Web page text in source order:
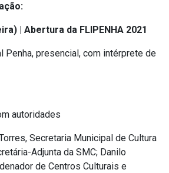
| Abertura da FLIPENHA 2021
Penha, presencial, com intérprete de
autoridades
Secretaria Municipal de Cultura
Adjunta da SMC; Danilo
de Centros Culturais e